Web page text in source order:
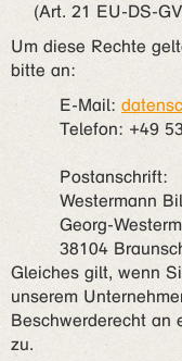
(Art. 21 EU-DS-
Um diese Rechte
bitte an:
E-Mail:
Telefon: +49
Postanschrift:
Westermann
Georg-
38104
Gleiches gilt, wenn
unserem
Beschwerderecht an
zu.